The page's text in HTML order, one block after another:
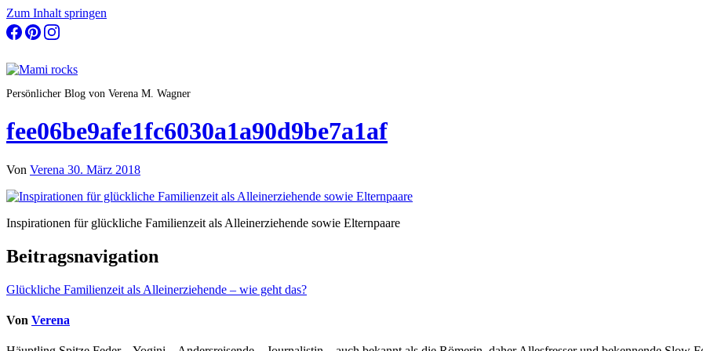
Zum Inhalt springen
Persönlicher Blog von Verena M. Wagner
fee06be9afe1fc6030a1a90d9be7a1af
Von Verena 30. März 2018
Inspirationen für glückliche Familienzeit als Alleinerziehende sowie Elternpaare
Beitragsnavigation
Glückliche Familienzeit als Alleinerziehende – wie geht das?
Von Verena